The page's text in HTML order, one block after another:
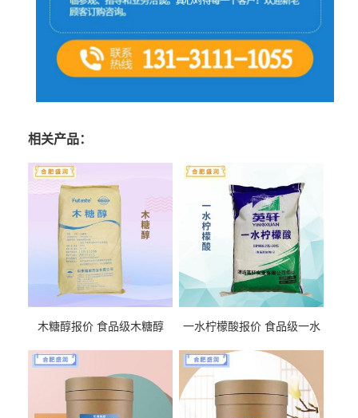
相关产品：
木糖醇报价 食品级木糖醇
一水柠檬酸报价 食品级一水